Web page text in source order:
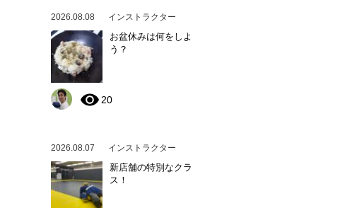
2026.08.08 インストラクター
お盆休みは何をしよ
う？
20
2026.08.07 インストラクター
新店舗の特別なクラ
ス！